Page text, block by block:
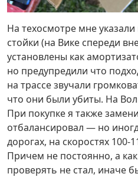
На техосмотре мне
стойки (на Вике спереди
установлены как
но предупредили что
на трассе звучали
что они были убиты. На
При покупке я также
отбалансировал — но
дорогах, на скоростях
Причем не постоянно, а
проверять не стал, иначе